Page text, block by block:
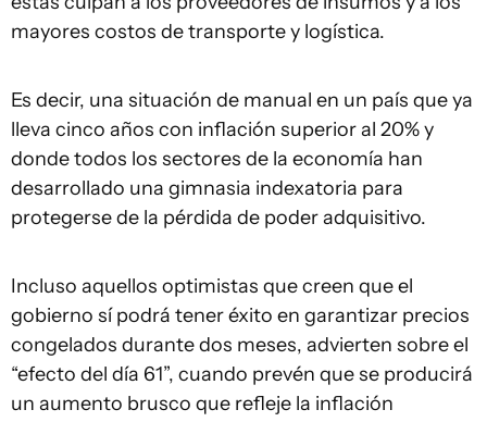
mayores costos de transporte y logística.
Es decir, una situación de manual en un país que ya
lleva cinco años con inflación superior al 20% y
donde todos los sectores de la economía han
desarrollado una gimnasia indexatoria para
protegerse de la pérdida de poder adquisitivo.
Incluso aquellos optimistas que creen que el
gobierno sí podrá tener éxito en garantizar precios
congelados durante dos meses, advierten sobre el
“efecto del día 61”, cuando prevén que se producirá
un aumento brusco que refleje la inflación